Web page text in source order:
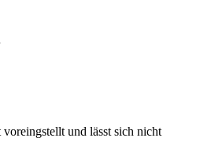
und lässt sich nicht